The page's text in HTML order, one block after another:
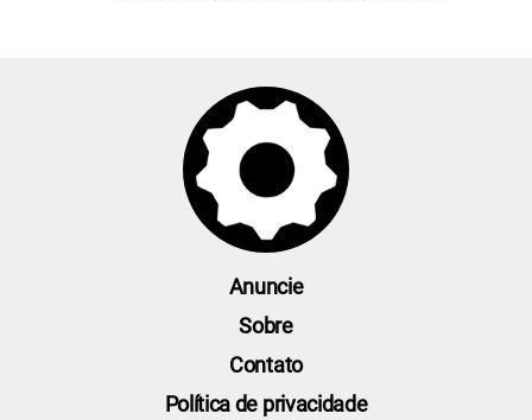
Anuncie
Sobre
Contato
Política de privacidade